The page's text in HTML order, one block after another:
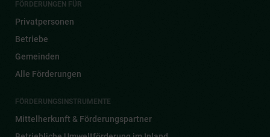
FÖRDERUNGEN FÜR
Privatpersonen
Betriebe
Gemeinden
Alle Förderungen
FÖRDERUNGSINSTRUMENTE
Mittelherkunft & Förderungspartner